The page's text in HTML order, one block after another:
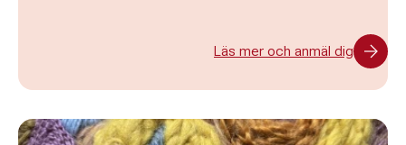
Läs mer och anmäl dig